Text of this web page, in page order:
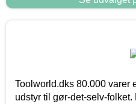
Toolworld.dks 80.000
udstyr til gør-det-selv-